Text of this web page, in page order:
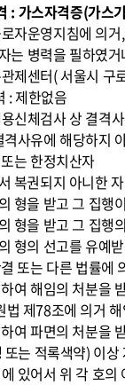
: 가스자격증(가스
자운영지침에 의
는 병력을 필하였
제센터( 서울시 구
: 제한없음
신체검사 상 결격
사유에 해당하지
는 한정치산자
복권되지 아니한 자
형을 받고 그 집행
형을 받고 그 집행
형의 선고를 유예
또는 다른 법률에
여 해임의 처분을
법 제78조에 의거
여 파면의 처분을
는 적록색약) 이상
있어서 위 각 호